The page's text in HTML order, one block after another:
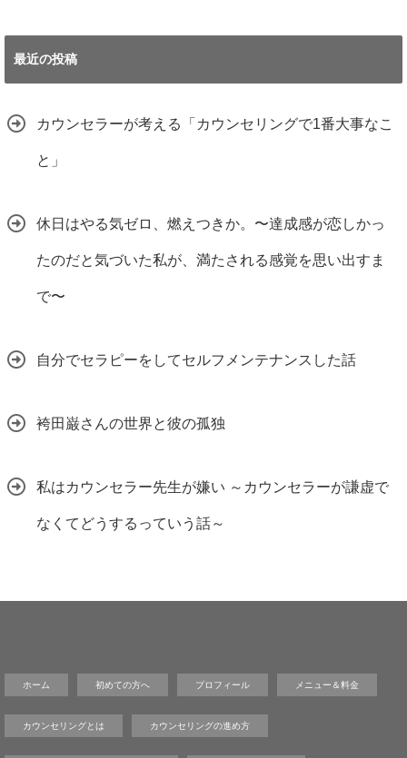
最近の投稿
カウンセラーが考える「カウンセリングで1番大事なこ
と」
休日はやる気ゼロ、燃えつきか。〜達成感が恋しかっ
たのだと気づいた私が、満たされる感覚を思い出すま
で〜
自分でセラピーをしてセルフメンテナンスした話
袴田巌さんの世界と彼の孤独
私はカウンセラー先生が嫌い ～カウンセラーが謙虚で
なくてどうするっていう話～
ホーム 初めての方へ プロフィール メニュー＆料金
カウンセリングとは カウンセリングの進め方